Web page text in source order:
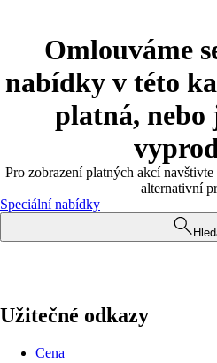
Omlouváme
nabídky v této
platná, nebo
Pro zobrazení platných akcí
alternativní
Speciální nabídky
Užitečné odkazy
Cena